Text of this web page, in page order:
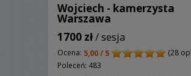
Wojciech - kamerzysta
Warszawa
1700 zł/ sesja
Ocena: 5,00 / 5
(28
Poleceń: 483